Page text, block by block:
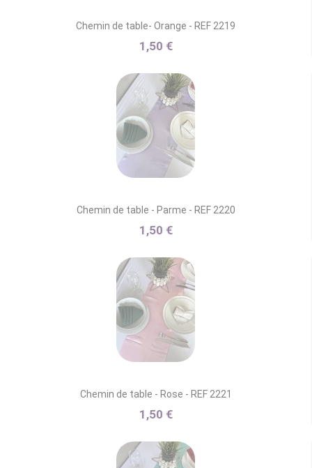
Chemin de table- Orange - REF 2219
1,50 €
Chemin de table - Parme - REF 2220
1,50 €
Chemin de table - Rose - REF 2221
1,50 €